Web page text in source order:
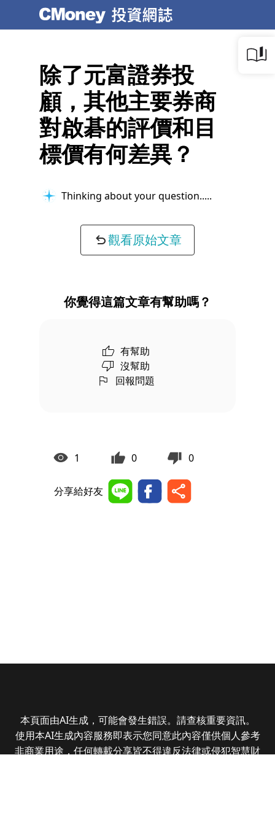
除了元富證券投
顧，其他主要券商
對啟碁的評價和目
標價有何差異？
Thinking about your question...
觀看原始文章
你覺得這篇文章有幫助嗎？
有幫助
沒幫助
回報問題
1 0 0
分享給好友
本頁面由AI生成，可能會發生錯誤。請查核重要資訊。
使用本AI生成內容服務即表示您同意此內容僅供個人參考
非商業用途，任何轉載分享皆不得違反法律或侵犯智慧財